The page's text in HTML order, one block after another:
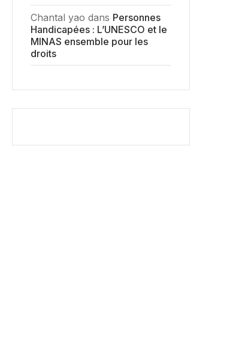
Chantal yao dans Personnes
Handicapées : L’UNESCO et le
MINAS ensemble pour les
droits